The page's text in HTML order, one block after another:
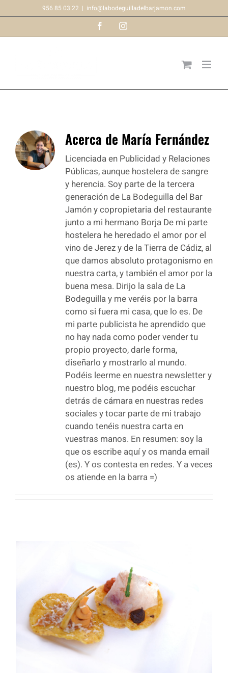
al
956 85 03 22 | info@labodeguilladelbarjamon.com
FacebookInstagram
Acerca de María Fernández
Licenciada en Publicidad y Relaciones
Públicas, aunque hostelera de sangre
y herencia. Soy parte de la tercera
generación de La Bodeguilla del Bar
Jamón y copropietaria del restaurante
junto a mi hermano Borja De mi parte
hostelera he heredado el amor por el
vino de Jerez y de la Tierra de Cádiz, al
que damos absoluto protagonismo en
nuestra carta, y también el amor por la
buena mesa. Dirijo la sala de La
Bodeguilla y me veréis por la barra
como si fuera mi casa, que lo es. De
mi parte publicista he aprendido que
no hay nada como poder vender tu
propio proyecto, darle forma,
diseñarlo y mostrarlo al mundo.
Podéis leerme en nuestra newsletter y
nuestro blog, me podéis escuchar
detrás de cámara en nuestras redes
sociales y tocar parte de mi trabajo
cuando tenéis nuestra carta en
vuestras manos. En resumen: soy la
que os escribe aquí y os manda email
(es). Y os contesta en redes. Y a veces
os atiende en la barra =)